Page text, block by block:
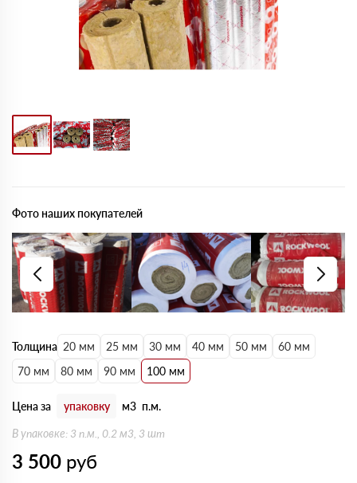
Толщина 20 мм 25 мм 30 мм 40 мм 50 мм
60 мм
70 мм
80 мм 90 мм 100 мм
Цена за упаковку м3 п.м.
В упаковке: 3 п.м., 0.2 м3, 3 шт
3 500 руб
Фото наших покупателей